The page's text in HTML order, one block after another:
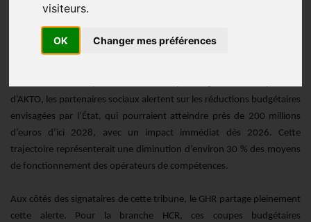
visiteurs.
OK Changer mes préférences
Actualités
07/01/2026
d’AKTO, les partenaires sociaux alertent sur les réductions budgétaires
envisagées par l’État, qui pourraient atteindre près de 200 millions
d’euros d’ici 2028, avec un impact immédiat dès 2026. Cette
trajectoire représenterait une diminution d’environ 30 % des moyens
de fonctionnement des opérateurs de compétences.
Aux côtés des signataires de cette tribune, le GHR partage pleinement
cette alerte. Pour la branche HCR, ces coupes budgétaires